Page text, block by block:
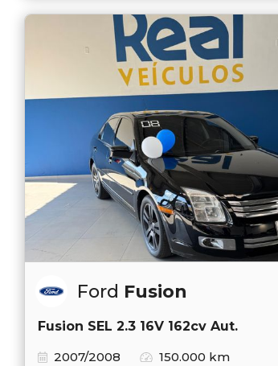
Ford Fusion
Fusion SEL 2.3 16V 162cv Aut.
2007/2008
150.000 km